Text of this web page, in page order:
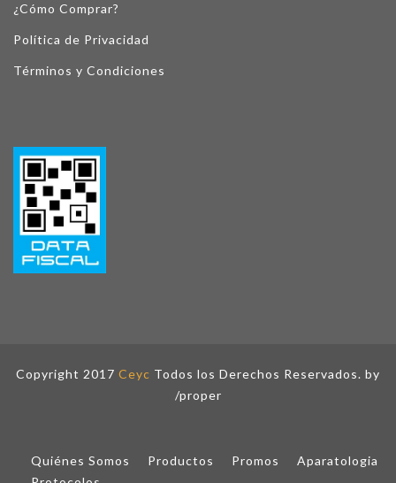
¿Cómo Comprar?
Política de Privacidad
Términos y Condiciones
Copyright 2017 Ceyc Todos los Derechos Reservados. by
/proper
Quiénes Somos Productos Promos
Aparatologia